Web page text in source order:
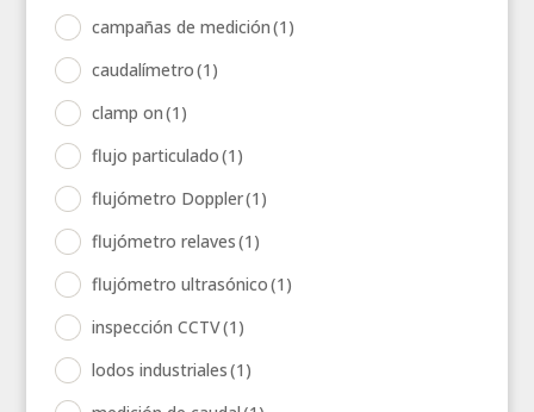
campañas de medición(1)
caudalímetro(1)
clamp on(1)
flujo particulado(1)
flujómetro Doppler(1)
flujómetro relaves(1)
flujómetro ultrasónico(1)
inspección CCTV(1)
lodos industriales(1)